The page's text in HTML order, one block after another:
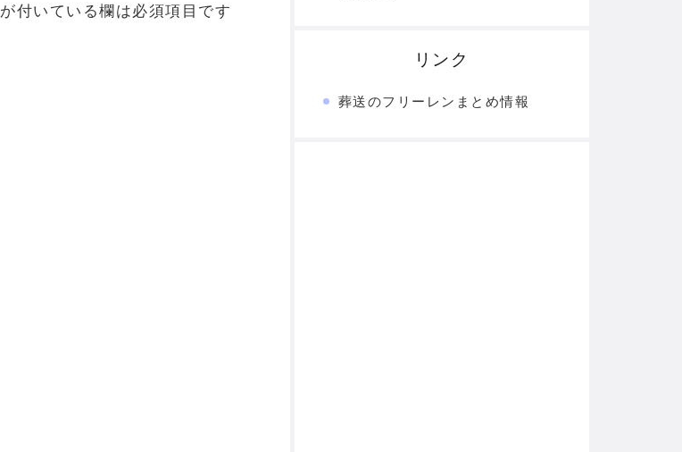
が付いている欄は必須項目です
リンク
葬送のフリーレンまとめ情報